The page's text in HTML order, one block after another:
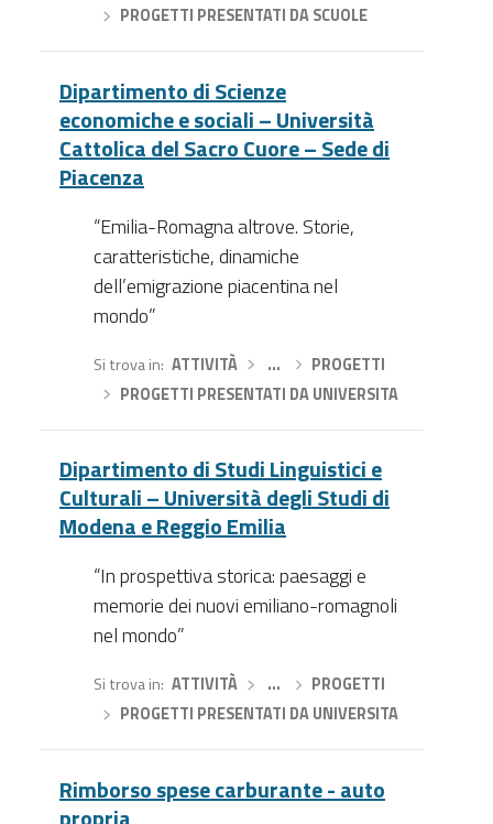
PROGETTI PRESENTATI DA SCUOLE
Dipartimento di Scienze
economiche e sociali – Università
Cattolica del Sacro Cuore – Sede di
Piacenza
“Emilia-Romagna altrove. Storie,
caratteristiche, dinamiche
dell’emigrazione piacentina nel
mondo”
Si trova in ATTIVITÀ› …
PROGETTI
PROGETTI PRESENTATI DA UNIVERSITA
Dipartimento di Studi Linguistici e
Culturali – Università degli Studi di
Modena e Reggio Emilia
“In prospettiva storica: paesaggi e
memorie dei nuovi emiliano-romagnoli
nel mondo”
Si trova in ATTIVITÀ› …
PROGETTI
PROGETTI PRESENTATI DA UNIVERSITA
Rimborso spese carburante - auto